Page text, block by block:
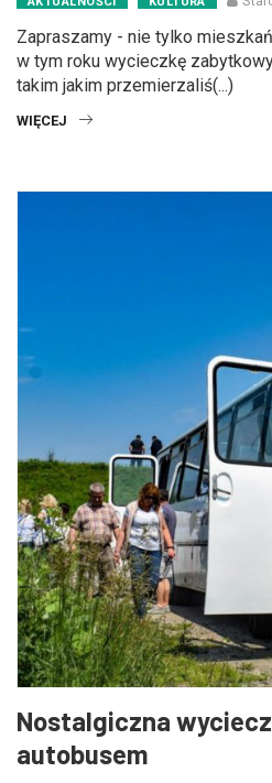
Zapraszamy - nie tylko
w tym roku wycieczkę
takim jakim przemierzaliś(...)
WIĘCEJ
Nostalgiczna
autobusem